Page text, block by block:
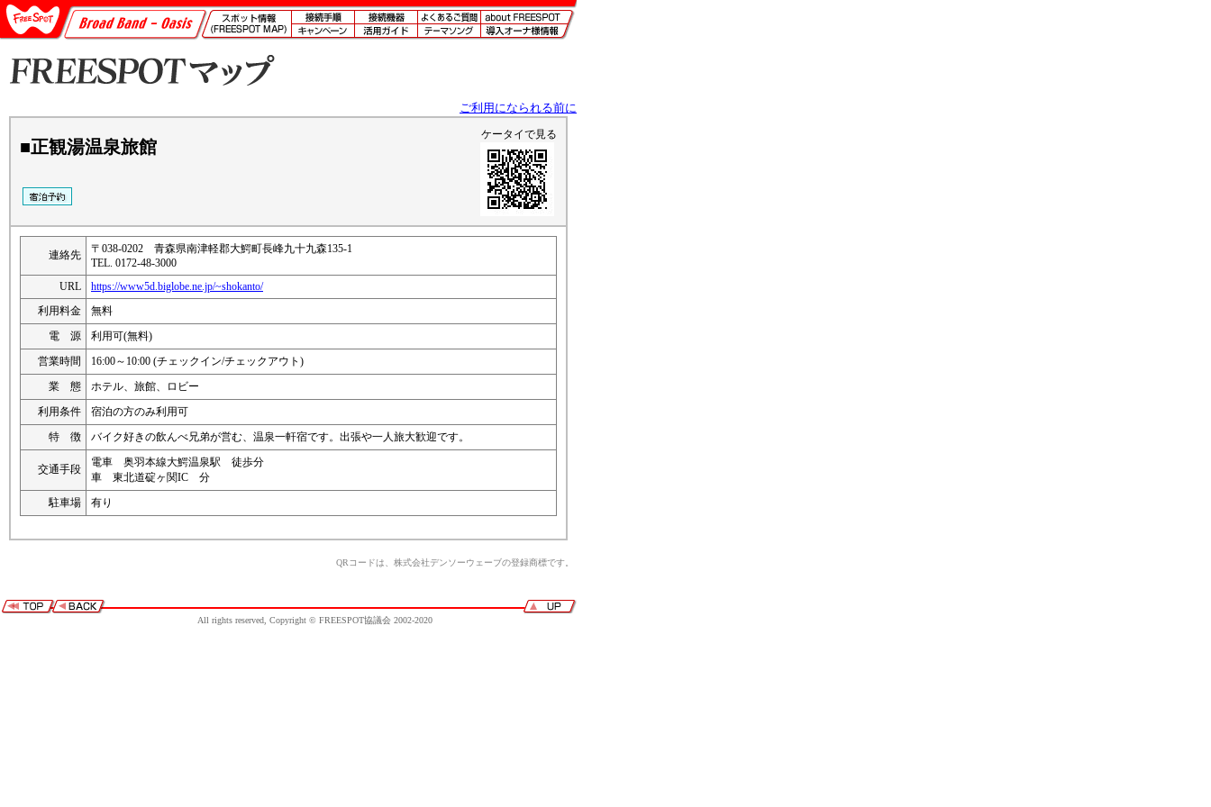
ご利用になられる前に
■正観湯温泉旅館
ケータイで見る
連絡先
〒038-0202 青森県南津軽郡大鰐町長峰九十九森135-1
TEL. 0172-48-3000
URL
https://www5d.biglobe.ne.jp/~shokanto/
利用料金
無料
電 源
利用可(無料)
営業時間
16:00～10:00 (チェックイン/チェックアウト)
業 態
ホテル、旅館、ロビー
利用条件
宿泊の方のみ利用可
特 徴
バイク好きの飲んべ兄弟が営む、温泉一軒宿です。出張や一人旅大歓迎です。
交通手段
電車 奥羽本線大鰐温泉駅 徒歩分
車 東北道碇ヶ関IC 分
駐車場
有り
QRコードは、株式会社デンソーウェーブの登録商標です。
All rights reserved, Copyright © FREESPOT協議会 2002-2020